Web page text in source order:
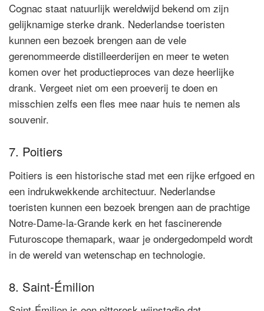
Cognac staat natuurlijk wereldwijd bekend om zijn
gelijknamige sterke drank. Nederlandse toeristen
kunnen een bezoek brengen aan de vele
gerenommeerde distilleerderijen en meer te weten
komen over het productieproces van deze heerlijke
drank. Vergeet niet om een proeverij te doen en
misschien zelfs een fles mee naar huis te nemen als
souvenir.
7. Poitiers
Poitiers is een historische stad met een rijke erfgoed en
een indrukwekkende architectuur. Nederlandse
toeristen kunnen een bezoek brengen aan de prachtige
Notre-Dame-la-Grande kerk en het fascinerende
Futuroscope themapark, waar je ondergedompeld wordt
in de wereld van wetenschap en technologie.
8. Saint-Émilion